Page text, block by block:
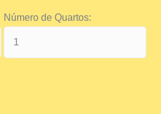
Número de Quartos: